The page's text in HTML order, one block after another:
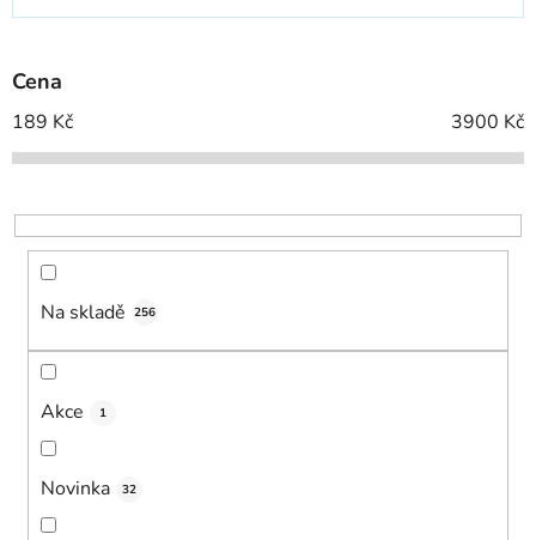
p
r
o
d
k
t
Cena
189 Kč 3900 Kč
Na skladě 256
Akce 1
Novinka 32